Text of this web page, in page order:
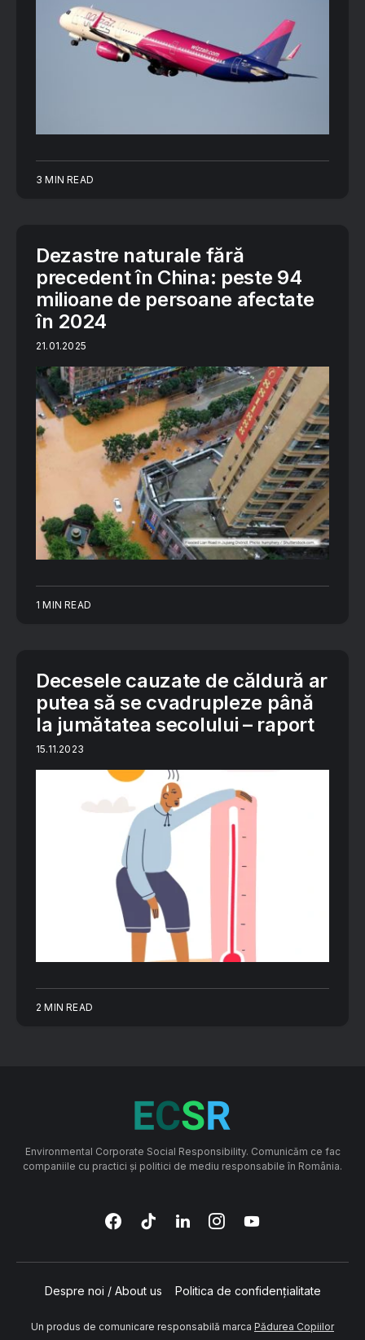
3 MIN READ
Dezastre naturale fără
precedent în China: peste 94
milioane de persoane afectate
în 2024
21.01.2025
1 MIN READ
Decesele cauzate de căldură ar
putea să se cvadrupleze până
la jumătatea secolului – raport
15.11.2023
2 MIN READ
Environmental Corporate Social Responsibility. Comunicăm ce fac
companiile cu practici și politici de mediu responsabile în România.
Despre noi / About us Politica de confidențialitate
Un produs de comunicare responsabilă marca Pădurea Copiilor